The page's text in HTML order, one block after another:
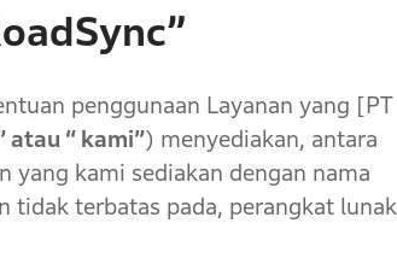
penggunaan Layanan yang [PT
atau “ kami”) menyediakan, antara
yang kami sediakan dengan nama
tidak terbatas pada, perangkat lunak